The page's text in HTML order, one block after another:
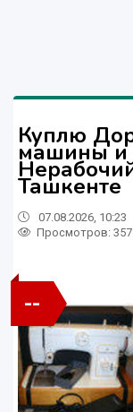
Куплю
машины и
Ташкенте
07.08.2026, 10:23
Просмотров: 357
--